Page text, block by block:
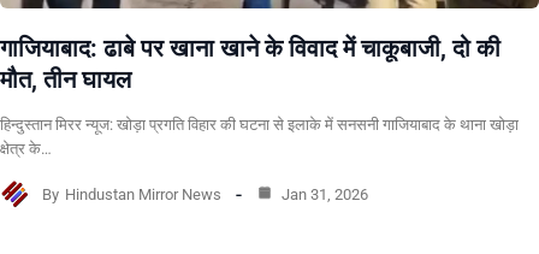
गाजियाबाद: ढाबे पर खाना खाने के विवाद में चाकूबाजी, दो की
मौत, तीन घायल
हिन्दुस्तान मिरर न्यूज: खोड़ा प्रगति विहार की घटना से इलाके में सनसनी गाजियाबाद के थाना खोड़ा
क्षेत्र के…
By Hindustan Mirror News Jan 31, 2026